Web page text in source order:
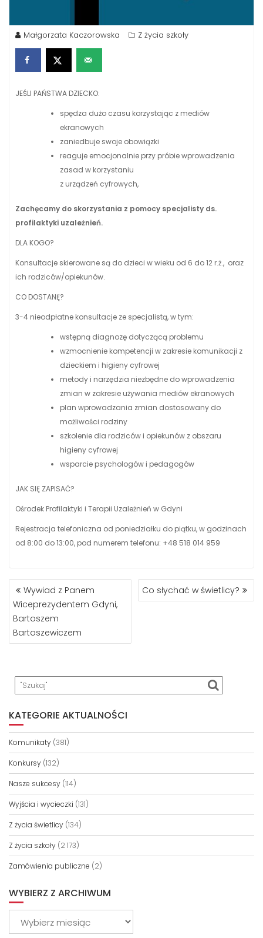
Małgorzata Kaczorowska Z życia szkoły
JEŚLI PAŃSTWA DZIECKO:
spędza dużo czasu korzystając z mediów
ekranowych
zaniedbuje swoje obowiązki
reaguje emocjonalnie przy próbie wprowadzenia
zasad w korzystaniu
z urządzeń cyfrowych,
Zachęcamy do skorzystania z pomocy specjalisty ds.
profilaktyki uzależnień.
DLA KOGO?
Konsultacje skierowane są do dzieci w wieku od 6 do 12 r.ż., oraz
ich rodziców/opiekunów.
CO DOSTANĘ?
3-4 nieodpłatne konsultacje ze specjalistą, w tym:
wstępną diagnozę dotyczącą problemu
wzmocnienie kompetencji w zakresie komunikacji z
dzieckiem i higieny cyfrowej
metody i narzędzia niezbędne do wprowadzenia
zmian w zakresie używania mediów ekranowych
plan wprowadzania zmian dostosowany do
możliwości rodziny
szkolenie dla rodziców i opiekunów z obszaru
higieny cyfrowej
wsparcie psychologów i pedagogów
JAK SIĘ ZAPISAĆ?
Ośrodek Profilaktyki i Terapii Uzależnień w Gdyni
Rejestracja telefoniczna od poniedziałku do piątku, w godzinach
od 8:00 do 13:00, pod numerem telefonu: +48 518 014 959
NAWIGACJA
WPISU
Wywiad z Panem
Wiceprezydentem Gdyni,
Bartoszem
Bartoszewiczem
Co słychać w świetlicy?
KATEGORIE AKTUALNOŚCI
Komunikaty (381)
Konkursy (132)
Nasze sukcesy (114)
Wyjścia i wycieczki (131)
Z życia świetlicy (134)
Z życia szkoły (2 173)
Zamówienia publiczne (2)
WYBIERZ Z ARCHIWUM